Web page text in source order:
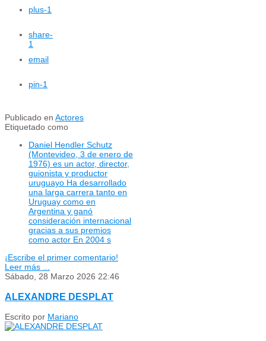
plus-1
share-
1
email
pin-1
Publicado en Actores
Etiquetado como
Daniel Hendler Schutz
(Montevideo, 3 de enero de
1976) es un actor, director,
guionista y productor
uruguayo Ha desarrollado
una larga carrera tanto en
Uruguay como en
Argentina y ganó
consideración internacional
gracias a sus premios
como actor En 2004 s
¡Escribe el primer comentario!
Leer más ...
Sábado, 28 Marzo 2026 22:46
ALEXANDRE DESPLAT
Escrito por Mariano